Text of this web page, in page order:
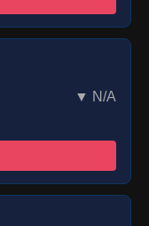
▼ N/A